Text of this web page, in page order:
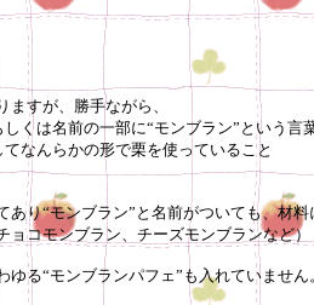
すが、勝手ながら、
ブラン”という言葉が入ってい
で栗を使っていること
ラン”と名前がついても、材料に栗
、チーズモンブランなど）
ブランパフェ”も入れていません